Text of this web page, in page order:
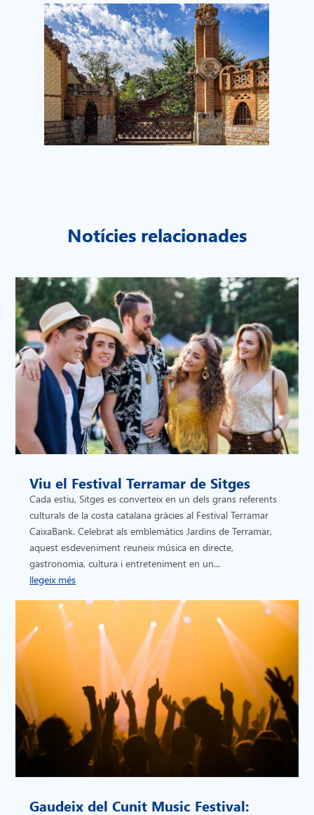
Notícies relacionades
Viu el Festival Terramar de Sitges
Cada estiu, Sitges es converteix en un dels grans referents
culturals de la costa catalana gràcies al Festival Terramar
CaixaBank. Celebrat als emblemàtics Jardins de Terramar,
aquest esdeveniment reuneix música en directe,
gastronomia, cultura i entreteniment en un...
llegeix més
Gaudeix del Cunit Music Festival: